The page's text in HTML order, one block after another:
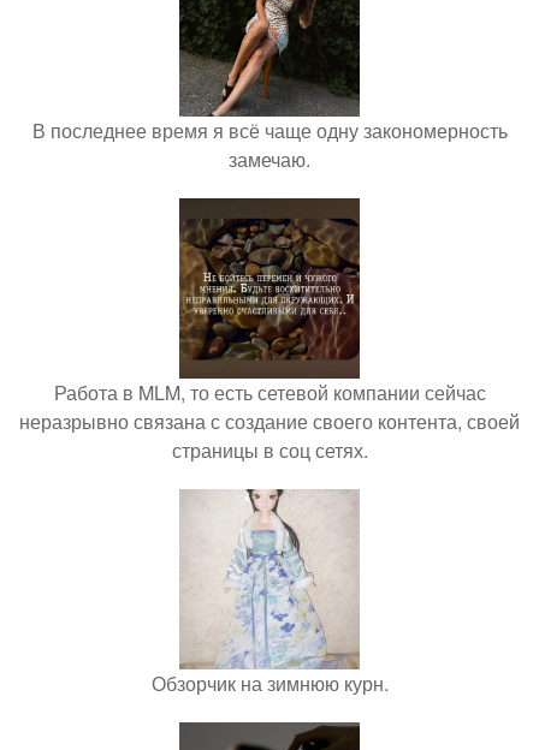
В последнее время я всё чаще одну закономерность
замечаю.
Работа в MLM, то есть сетевой компании сейчас
неразрывно связана с создание своего контента, своей
страницы в соц сетях.
Обзорчик на зимнюю курн.